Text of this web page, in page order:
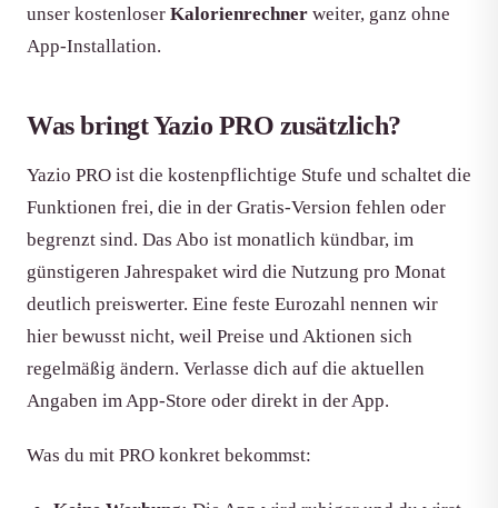
unser kostenloser Kalorienrechner weiter, ganz ohne
App-Installation.
Was bringt Yazio PRO zusätzlich?
Yazio PRO ist die kostenpflichtige Stufe und schaltet die
Funktionen frei, die in der Gratis-Version fehlen oder
begrenzt sind. Das Abo ist monatlich kündbar, im
günstigeren Jahrespaket wird die Nutzung pro Monat
deutlich preiswerter. Eine feste Eurozahl nennen wir
hier bewusst nicht, weil Preise und Aktionen sich
regelmäßig ändern. Verlasse dich auf die aktuellen
Angaben im App-Store oder direkt in der App.
Was du mit PRO konkret bekommst: